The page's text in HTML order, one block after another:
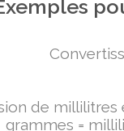
de
grammes =